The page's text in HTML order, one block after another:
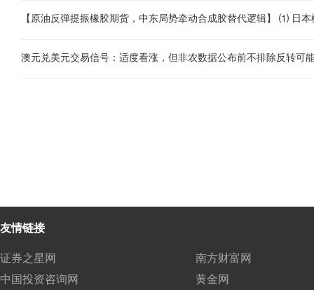
澳元兑美元交易信号：适度看涨，但非农数据公布前不排除反转可
友情链接
证券之星网
南方财富网
中国投资咨询网
黄金网